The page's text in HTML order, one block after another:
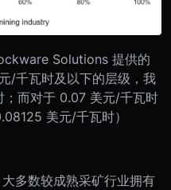
Solutions 提供的
/千瓦时及以下的层级，我
而对于 0.07 美元/千瓦时
美元/千瓦时）
多数较成熟采矿行业拥有